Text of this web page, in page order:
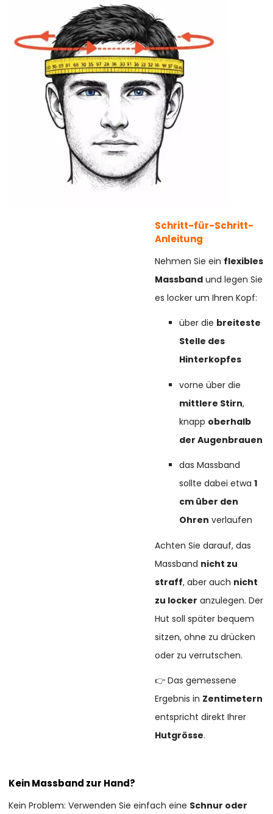
Schritt-für-Schritt-
Anleitung
Nehmen Sie ein flexibles
Massband und legen Sie
es locker um Ihren Kopf:
über die breiteste
Stelle des
Hinterkopfes
vorne über die
mittlere Stirn,
knapp oberhalb
der Augenbrauen
das Massband
sollte dabei etwa1
cm über den
Ohren verlaufen
Achten Sie darauf, das
Massband nicht zu
straff, aber auch nicht
zu locker anzulegen. Der
Hut soll später bequem
sitzen, ohne zu drücken
oder zu verrutschen.
👉 Das gemessene
Ergebnis in Zentimetern
entspricht direkt Ihrer
Hutgrösse.
Kein Massband zur Hand?
Kein Problem: Verwenden Sie einfach eine Schnur oder